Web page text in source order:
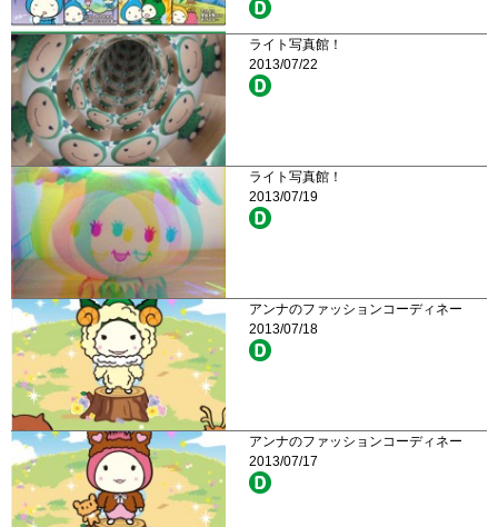
ライト写真館！
2013/07/22
ライト写真館！
2013/07/19
アンナのファッションコーディネー
2013/07/18
アンナのファッションコーディネー
2013/07/17